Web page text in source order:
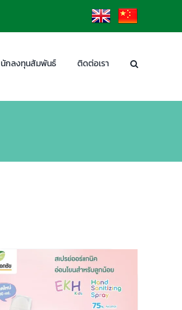
EN CN
นักลงทุนสัมพันธ์ ติดต่อเรา